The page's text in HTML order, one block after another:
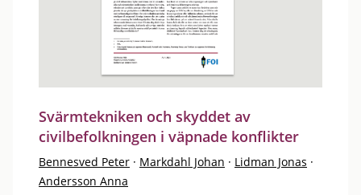
Svärmtekniken och skyddet av
civilbefolkningen i väpnade konflikter
Bennesved Peter · Markdahl Johan · Lidman Jonas ·
Andersson Anna